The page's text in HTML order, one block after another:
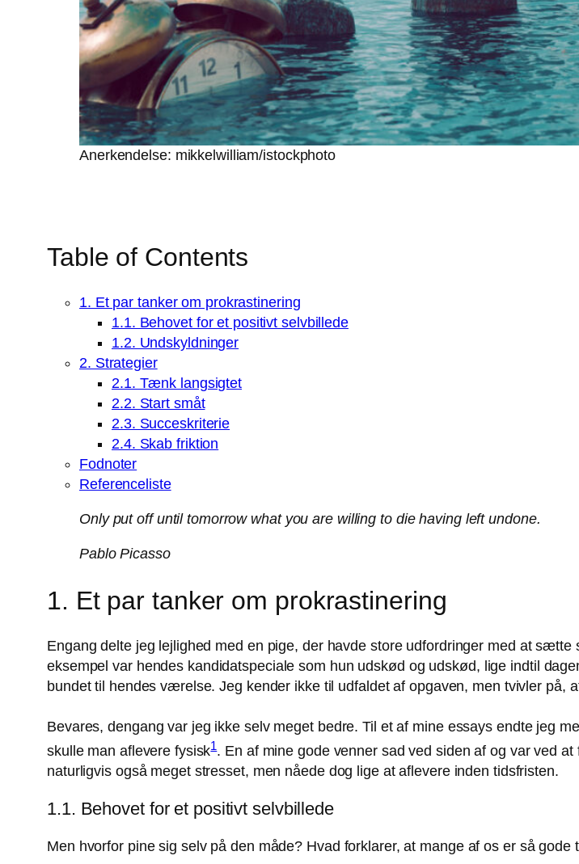
Anerkendelse: mikkelwilliam/istockphoto
Table of Contents
1. Et par tanker om prokrastinering
1.1. Behovet for et positivt selvbillede
1.2. Undskyldninger
2. Strategier
2.1. Tænk langsigtet
2.2. Start småt
2.3. Succeskriterie
2.4. Skab friktion
Fodnoter
Referenceliste
Only put off until tomorrow what you are willing to die having left undone.
Pablo Picasso
1. Et par tanker om prokrastinering
Engang delte jeg lejlighed med en pige, der havde store udfordringer med at
eksempel var hendes kandidatspeciale som hun udskød og udskød, lige indtil
bundet til hendes værelse. Jeg kender ikke til udfaldet af opgaven, men tvivler på,
Bevares, dengang var jeg ikke selv meget bedre. Til et af mine essays endte jeg
skulle man aflevere fysisk1. En af mine gode venner sad ved siden af og var ved
naturligvis også meget stresset, men nåede dog lige at aflevere inden tidsfristen.
1.1. Behovet for et positivt selvbillede
Men hvorfor pine sig selv på den måde? Hvad forklarer, at mange af os er så